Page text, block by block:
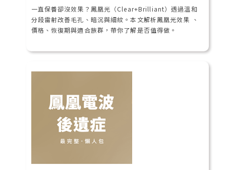
一直保養卻沒效果？鳳凰光（Clear+Brilliant）透過溫和
分段雷射改善毛孔、暗沉與細紋。本文解析鳳凰光效果 、
價格、恢復期與適合族群，帶你了解是否值得做。